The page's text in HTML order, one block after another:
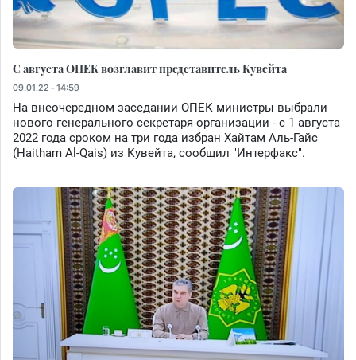
C августа ОПЕК возглавит представитель Кувейта
09.01.22 - 14:59
На внеочередном заседании ОПЕК министры выбрали
нового генерального секретаря организации - с 1 августа
2022 года сроком на три года избран Хайтам Аль-Гайс
(Haitham Al-Qais) из Кувейта, сообщил "Интерфакс".